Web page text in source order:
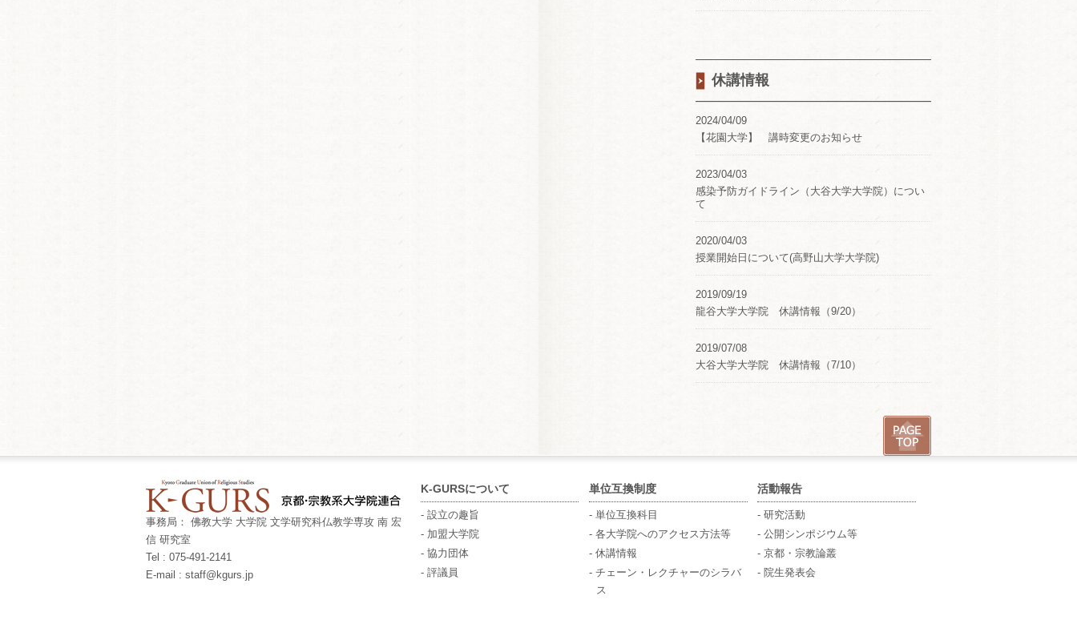
休講情報
2024/04/09
【花園大学】 講時変更のお知らせ
2023/04/03
感染予防ガイドライン（大谷大学大学院）につい
て
2020/04/03
授業開始日について(高野山大学大学院)
2019/09/19
龍谷大学大学院 休講情報（9/20）
2019/07/08
大谷大学大学院 休講情報（7/10）
事務局： 佛教大学 大学院 文学研究科仏教学専攻 南 宏
信 研究室
Tel : 075-491-2141
E-mail : staff@kgurs.jp
K-GURSについて
- 設立の趣旨
- 加盟大学院
- 協力団体
- 評議員
単位互換制度
- 単位互換科目
- 各大学院へのアクセス方法等
- 休講情報
- チェーン・レクチャーのシラバ
ス
活動報告
- 研究活動
- 公開シンポジウム等
- 京都・宗教論叢
- 院生発表会